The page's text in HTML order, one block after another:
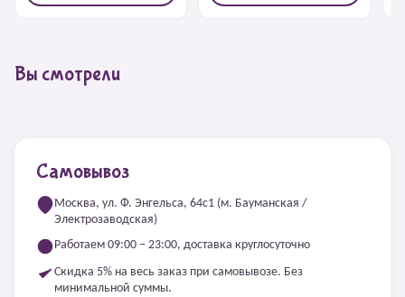
Вы смотрели
Самовывоз
Москва, ул. Ф. Энгельса, 64с1 (м. Бауманская /
Электрозаводская)
Работаем 09:00 – 23:00, доставка круглосуточно
Скидка 5% на весь заказ при самовывозе. Без
минимальной суммы.